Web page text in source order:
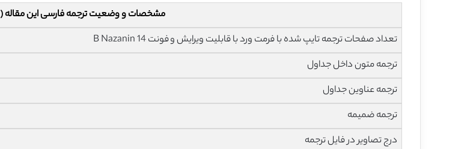
مشخصات و وضعیت ترجمه فارسی این مقاله (Word)
تعداد صفحات ترجمه تایپ شده با فرمت ورد با قابلیت ویرایش و فونت 14 B Nazanin
ترجمه متون داخل جداول
ترجمه عناوین جداول
ترجمه ضمیمه
درج تصاویر در فایل ترجمه